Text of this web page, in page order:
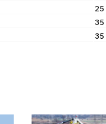
25
35
35